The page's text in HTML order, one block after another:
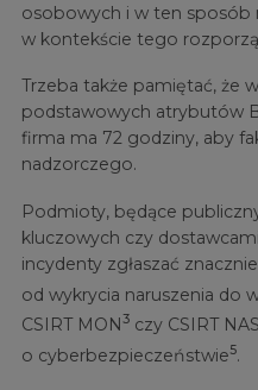
osobowych i w ten sposób
w kontekście tego
Trzeba także pamiętać, że
podstawowych atrybutów
firma ma 72 godziny, aby
nadzorczego.
Podmioty, będące
kluczowych czy
incydenty zgłaszać
od wykrycia naruszenia do
CSIRT MON3czy CSIRT
o cyberbezpieczeństwie5.